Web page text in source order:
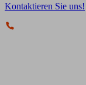
Kontaktieren Sie uns!